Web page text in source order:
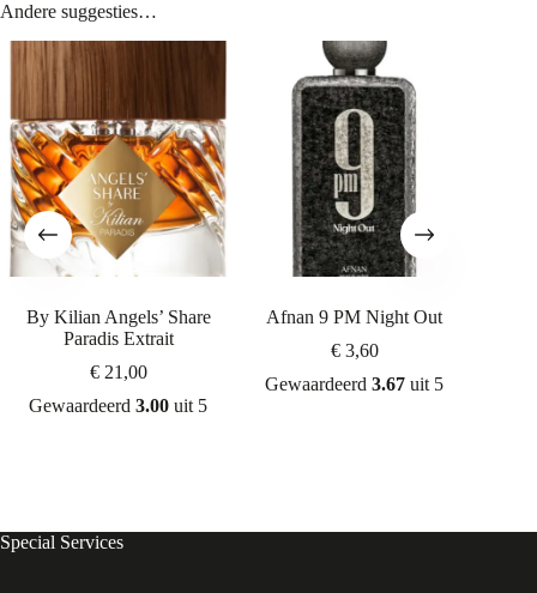
Andere suggesties…
By Kilian Angels’ Share
Paradis Extrait
€21,00
Gewaardeerd3.00 uit 5
Afnan 9 PM Night Out
€3,60
Gewaardeerd3.67 uit 5
Special Services